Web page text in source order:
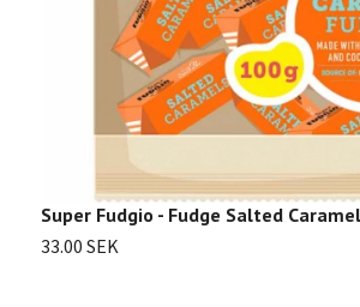
Super Fudgio - Fudge Salted
33.00 SEK